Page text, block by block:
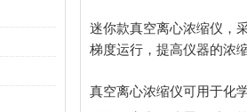
迷你款真空离心浓缩仪，
梯度运行，提高仪器的浓
真空离心浓缩仪可用于化